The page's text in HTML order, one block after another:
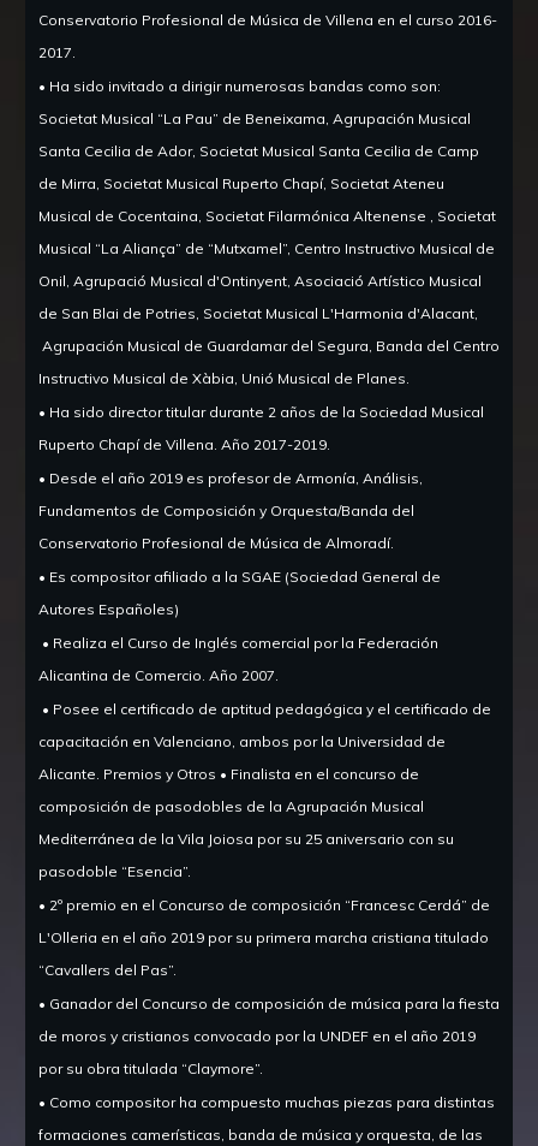
Conservatorio Profesional de Música de Villena en el curso 2016-
2017.
• Ha sido invitado a dirigir numerosas bandas como son:
Societat Musical “La Pau” de Beneixama, Agrupación Musical
Santa Cecilia de Ador, Societat Musical Santa Cecilia de Camp
de Mirra, Societat Musical Ruperto Chapí, Societat Ateneu
Musical de Cocentaina, Societat Filarmónica Altenense , Societat
Musical “La Aliança” de “Mutxamel”, Centro Instructivo Musical de
Onil, Agrupació Musical d'Ontinyent, Asociació Artístico Musical
de San Blai de Potries, Societat Musical L'Harmonia d'Alacant,
Agrupación Musical de Guardamar del Segura, Banda del Centro
Instructivo Musical de Xàbia, Unió Musical de Planes.
• Ha sido director titular durante 2 años de la Sociedad Musical
Ruperto Chapí de Villena. Año 2017-2019.
• Desde el año 2019 es profesor de Armonía, Análisis,
Fundamentos de Composición y Orquesta/Banda del
Conservatorio Profesional de Música de Almoradí.
• Es compositor afiliado a la SGAE (Sociedad General de
Autores Españoles)
• Realiza el Curso de Inglés comercial por la Federación
Alicantina de Comercio. Año 2007.
• Posee el certificado de aptitud pedagógica y el certificado de
capacitación en Valenciano, ambos por la Universidad de
Alicante. Premios y Otros • Finalista en el concurso de
composición de pasodobles de la Agrupación Musical
Mediterránea de la Vila Joiosa por su 25 aniversario con su
pasodoble “Esencia”.
• 2º premio en el Concurso de composición “Francesc Cerdá” de
L'Olleria en el año 2019 por su primera marcha cristiana titulado
“Cavallers del Pas”.
• Ganador del Concurso de composición de música para la fiesta
de moros y cristianos convocado por la UNDEF en el año 2019
por su obra titulada “Claymore”.
• Como compositor ha compuesto muchas piezas para distintas
formaciones camerísticas, banda de música y orquesta, de las